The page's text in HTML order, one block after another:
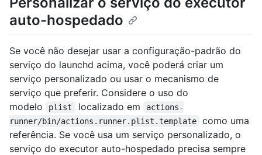
auto-hospedado
Se você não desejar usar a configuração-padrão do
serviço do launchd acima, você poderá criar um
serviço personalizado ou usar o mecanismo de
serviço que preferir. Considere o uso do
modelo
plist localizado em
actions-
runner/bin/actions.runner.plist.template
como uma
referência. Se você usa um serviço personalizado, o
serviço do executor auto-hospedado precisa sempre